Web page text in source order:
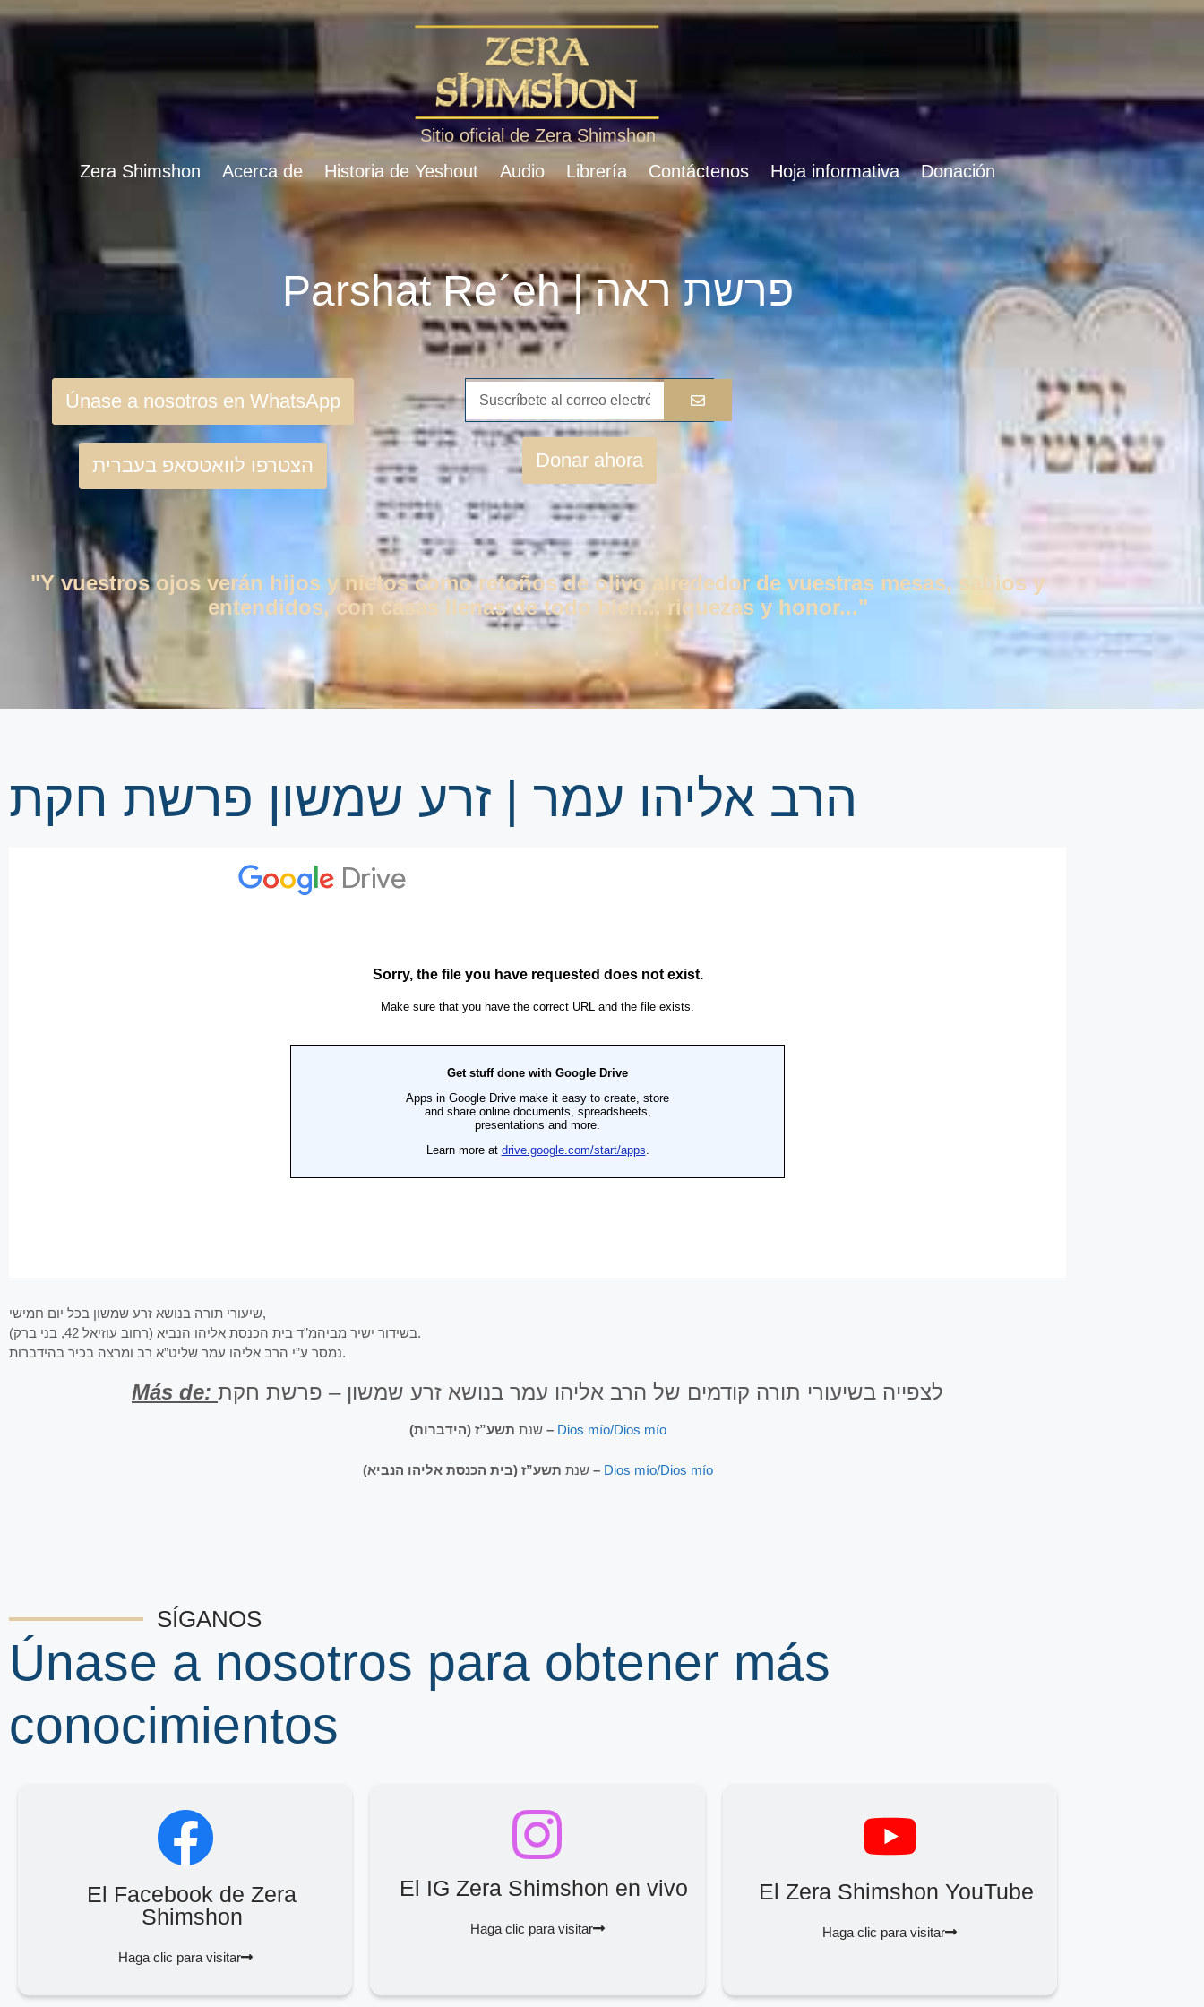
Sitio oficial de Zera Shimshon
Zera Shimshon
Acerca de Historia de Yeshout Audio Librería Contáctenos Hoja informativa Donación
Parshat Re´eh | פרשת ראה
Únase a nosotros en WhatsApp
הצטרפו לוואטסאפ בעברית Donar ahora
"Y vuestros ojos verán hijos y nietos como retoños de olivo alrededor de vuestras mesas, sabios y
entendidos, con casas llenas de todo bien... riquezas y honor..."
הרב אליהו עמר | זרע שמשון פרשת חקת
שיעורי תורה בנושא זרע שמשון בכל יום חמישי,
בשידור ישיר מביהמ”ד בית הכנסת אליהו הנביא (רחוב עוזיאל 42, בני ברק).
נמסר ע”י הרב אליהו עמר שליט”א רב ומרצה בכיר בהידברות.
Más de: לצפייה בשיעורי תורה קודמים של הרב אליהו עמר בנושא זרע שמשון – פרשת חקת
שנתתשע”ז (הידברות) – Dios mío/Dios mío
שנתתשע”ז (בית הכנסת אליהו הנביא) – Dios mío/Dios mío
SÍGANOS
Únase a nosotros para obtener más
conocimientos
El Facebook de Zera
Shimshon
Haga clic para visitar
El IG Zera Shimshon en vivo
Haga clic para visitar
El Zera Shimshon YouTube
Haga clic para visitar